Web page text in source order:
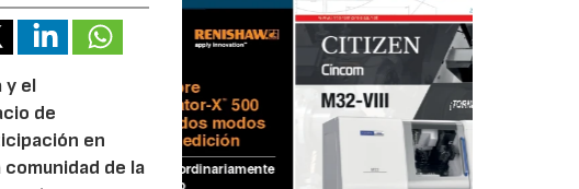
y el
de
en
de la